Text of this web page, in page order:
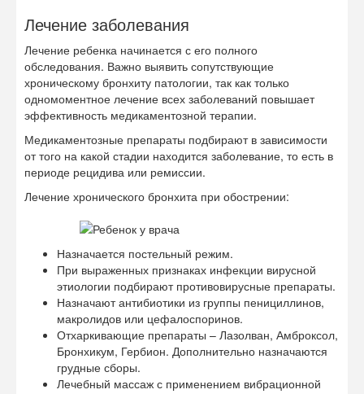
Лечение заболевания
Лечение ребенка начинается с его полного
обследования. Важно выявить сопутствующие
хроническому бронхиту патологии, так как только
одномоментное лечение всех заболеваний повышает
эффективность медикаментозной терапии.
Медикаментозные препараты подбирают в зависимости
от того на какой стадии находится заболевание, то есть в
периоде рецидива или ремиссии.
Лечение хронического бронхита при обострении:
Назначается постельный режим.
При выраженных признаках инфекции вирусной
этиологии подбирают противовирусные препараты.
Назначают антибиотики из группы пенициллинов,
макролидов или цефалоспоринов.
Отхаркивающие препараты – Лазолван, Амброксол,
Бронхикум, Гербион. Дополнительно назначаются
грудные сборы.
Лечебный массаж с применением вибрационной